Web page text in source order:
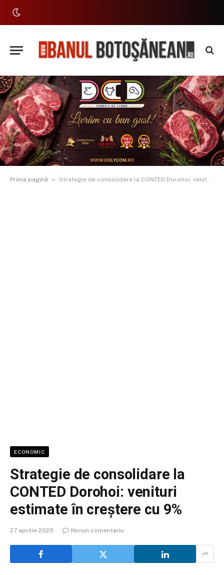
Prima pagină » Strategie de consolidare la CONTED Dorohoi: venituri estimate în creștere cu 9%
ECONOMIC
Strategie de consolidare la
CONTED Dorohoi: venituri
estimate în creștere cu 9%
27 aprilie 2025 Niciun comentariu